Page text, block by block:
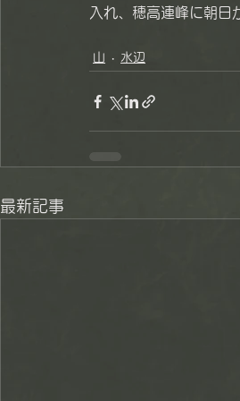
入れ、穂高連峰に朝日
山 水辺
最新記事